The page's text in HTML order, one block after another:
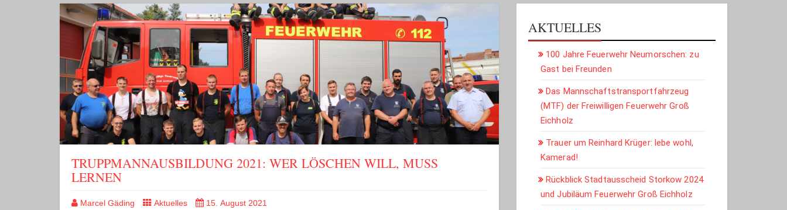
TRUPPMANNAUSBILDUNG 2021: WER LÖSCHEN WILL, MUSS
LERNEN
Marcel Gäding Aktuelles 15. August 2021
AKTUELLES
100 Jahre Feuerwehr Neumorschen: zu
Gast bei Freunden
Das Mannschaftstransportfahrzeug
(MTF) der Freiwilligen Feuerwehr Groß
Eichholz
Trauer um Reinhard Krüger: lebe wohl,
Kamerad!
Rückblick Stadtausscheid Storkow 2024
und Jubiläum Feuerwehr Groß Eichholz